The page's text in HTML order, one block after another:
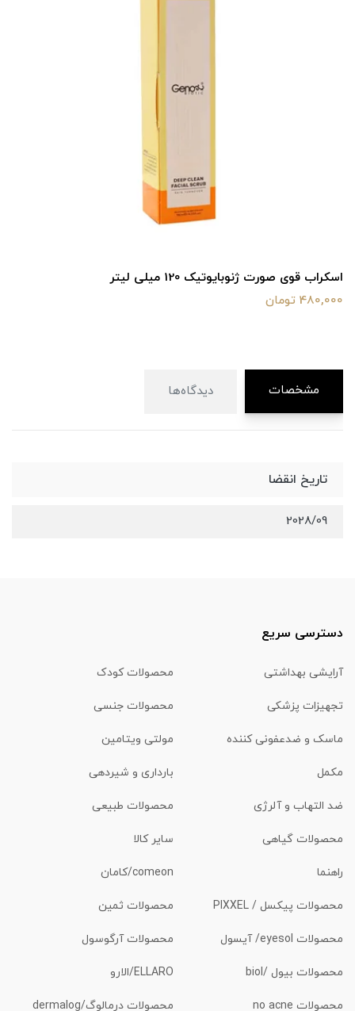
اسکراب قوی صورت ژنوبایوتیک 120 میلی لیتر
480,000 تومان
مشخصات دیدگاه‌ها
تاریخ انقضا
2028/09
دسترسی سریع
آرایشی بهداشتی محصولات کودک
تجهیزات پزشکی محصولات جنسی
ماسک و ضدعفونی کننده مولتی ویتامین
مکمل بارداری و شیردهی
ضد التهاب و آلرژی محصولات طبیعی
محصولات گیاهی سایر کالا
راهنما comeon/کامان
محصولات پیکسل / PIXXEL محصولات ثمین
محصولات eyesol/ آیسول محصولات آرگوسول
محصولات بیول /biol ELLARO/الارو
محصولات no acne محصولات درمالوگ/dermalog